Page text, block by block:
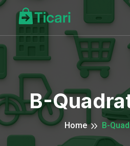
B-
Home B-